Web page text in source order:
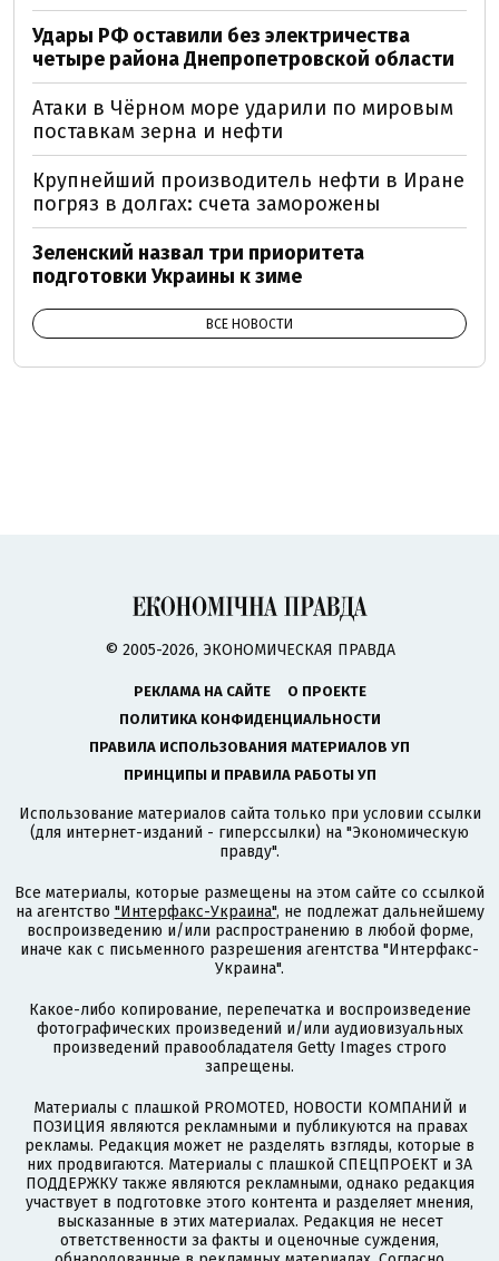
Удары РФ оставили без электричества
четыре района Днепропетровской области
Атаки в Чёрном море ударили по мировым
поставкам зерна и нефти
Крупнейший производитель нефти в Иране
погряз в долгах: счета заморожены
Зеленский назвал три приоритета
подготовки Украины к зиме
ВСЕ НОВОСТИ
© 2005-2026, ЭКОНОМИЧЕСКАЯ ПРАВДА
РЕКЛАМА НА САЙТЕ
О ПРОЕКТЕ
ПОЛИТИКА КОНФИДЕНЦИАЛЬНОСТИ
ПРАВИЛА ИСПОЛЬЗОВАНИЯ МАТЕРИАЛОВ УП
ПРИНЦИПЫ И ПРАВИЛА РАБОТЫ УП
Использование материалов сайта только при условии ссылки
(для интернет-изданий - гиперссылки) на "Экономическую
правду".
Все материалы, которые размещены на этом сайте со ссылкой
на агентство "Интерфакс-Украина", не подлежат дальнейшему
воспроизведению и/или распространению в любой форме,
иначе как с письменного разрешения агентства "Интерфакс-
Украина".
Какое-либо копирование, перепечатка и воспроизведение
фотографических произведений и/или аудиовизуальных
произведений правообладателя Getty Images строго
запрещены.
Материалы с плашкой PROMOTED, НОВОСТИ КОМПАНИЙ и
ПОЗИЦИЯ являются рекламными и публикуются на правах
рекламы. Редакция может не разделять взгляды, которые в
них продвигаются. Материалы с плашкой СПЕЦПРОЕКТ и ЗА
ПОДДЕРЖКУ также являются рекламными, однако редакция
участвует в подготовке этого контента и разделяет мнения,
высказанные в этих материалах. Редакция не несет
ответственности за факты и оценочные суждения,